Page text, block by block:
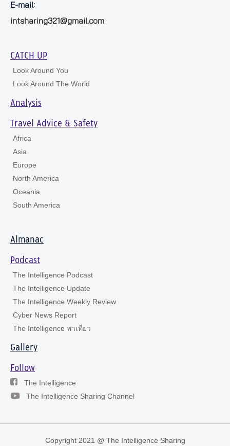
E-mail:
intsharing321@gmail.com
CATCH UP
Look Around You
Look Around The World
Analysis
Travel Advice & Safety
Africa
Asia
Europe
North America
Oceania
South America
Almanac
Podcast
The Intelligence Podcast
The Intelligence Update
The Intelligence Weekly Review
Cyber News Report
The Intelligence พาเที่ยว
Gallery
Follow
The Intelligence
The Intelligence Sharing Channel
Copyright 2021 @ The Intelligence Sharing